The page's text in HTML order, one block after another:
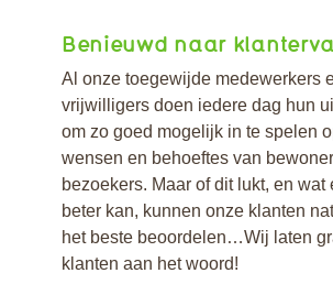
Wet Zorg en Dwang
Kwaliteitsbeeld
Benieuwd naar
Al onze toegewijde medewerkers
vrijwilligers doen iedere dag hun
om zo goed mogelijk in te spelen
wensen en behoeftes van
bezoekers. Maar of dit lukt, en wat
beter kan, kunnen onze klanten
het beste beoordelen…Wij laten
klanten aan het woord!